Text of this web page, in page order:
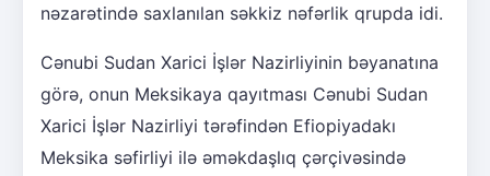
nəzarətində saxlanılan səkkiz nəfərlik qrupda idi.
Cənubi Sudan Xarici İşlər Nazirliyinin bəyanatına
görə, onun Meksikaya qayıtması Cənubi Sudan
Xarici İşlər Nazirliyi tərəfindən Efiopiyadakı
Meksika səfirliyi ilə əməkdaşlıq çərçivəsində